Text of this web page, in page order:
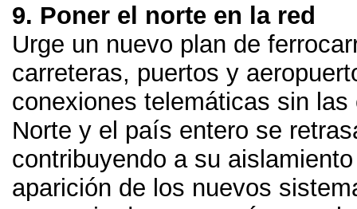
9. Poner el norte en la red
Urge un nuevo plan de
carreteras, puertos y
conexiones telemáticas sin las
Norte y el país entero se
contribuyendo a su
aparición de los nuevos